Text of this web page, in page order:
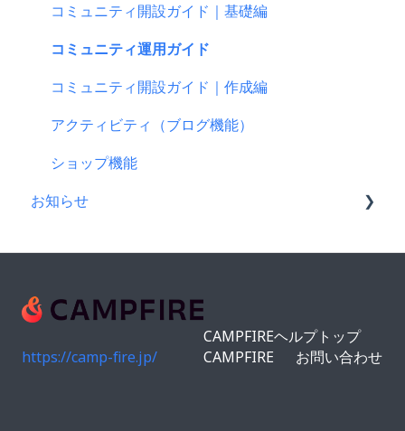
登録情報の確認・変更・削除について
マイページの機能について
CAMPFIREブランドリソース
au PAY（ネット支払い）
PayPay（ペイペイ）決済
クレジット決済
支援の仕方について
Paypal決済
支援をする前に
仲間募集について
FamiPay（ファミペイ）決済
プロジェクトの審査について
公開に向けて
リターン設定で気をつけるポイント
リターンについて
プロフィールについて
仲間募集について
プロジェクトが終了したら
支援者の情報について
プロジェクト達成に役立つ機能
プロジェクト公開後によくある質問
プロジェクト公開後の変更・中止について
コミュニティ開設ガイド｜基礎編
コミュニティ運用ガイド
コミュニティ開設ガイド｜作成編
アクティビティ（ブログ機能）
ショップ機能
お知らせ
営業情報・メンテナンスのお知らせ
https://camp-fire.jp/
CAMPFIREヘルプトップ
CAMPFIRE
お問い合わせ